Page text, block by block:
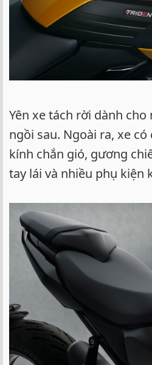
Yên xe tách rời dành
ngồi sau. Ngoài ra, xe
kính chắn gió, gương
tay lái và nhiều phụ kiện